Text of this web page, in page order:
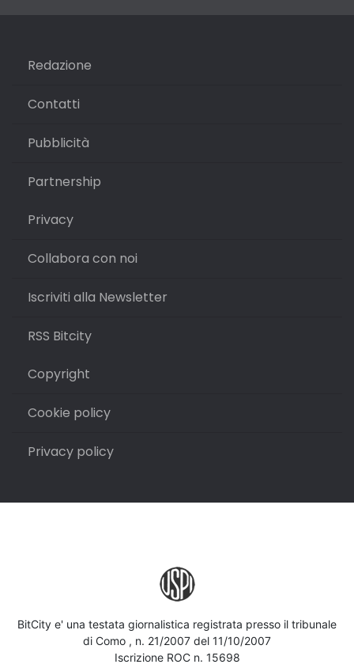
Redazione
Contatti
Pubblicità
Partnership
Privacy
Collabora con noi
Iscriviti alla Newsletter
RSS Bitcity
Copyright
Cookie policy
Privacy policy
BitCity e' una testata giornalistica registrata presso il tribunale
di Como , n. 21/2007 del 11/10/2007
Iscrizione ROC n. 15698